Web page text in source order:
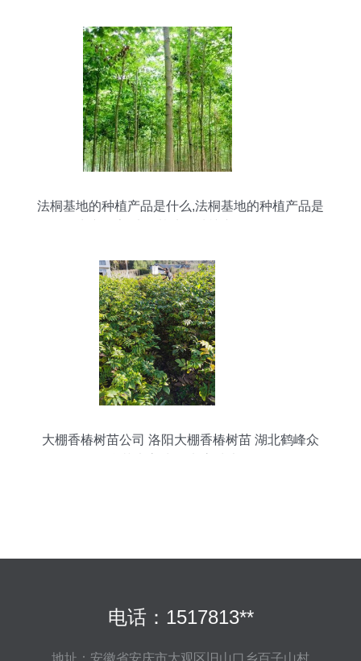
法桐基地的种植产品是什么,法桐基地的种植产品是
大棚香椿树苗公司 洛阳大棚香椿树苗 湖北鹤峰众
电话：1517813**
地址：安徽省安庆市大观区旧山口乡百子山村